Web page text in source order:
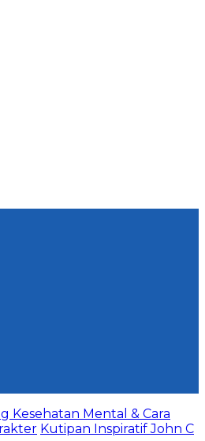
Kesehatan Mental & Cara
Kutipan Inspiratif John C